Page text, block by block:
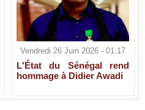
Vendredi 26 Juin 2026 - 01:17
L'État du Sénégal rend
hommage à Didier Awadi